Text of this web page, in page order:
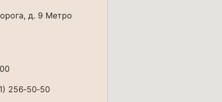
д. 9 Метро
256‐50‐50